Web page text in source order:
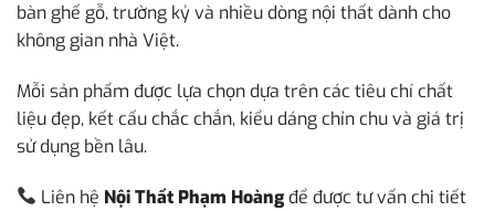
bàn ghế gỗ, trường kỷ và nhiều dòng nội thất dành cho
không gian nhà Việt.
Mỗi sản phẩm được lựa chọn dựa trên các tiêu chí chất
liệu đẹp, kết cấu chắc chắn, kiểu dáng chỉn chu và giá trị
sử dụng bền lâu.
Liên hệ Nội Thất Phạm Hoàng để được tư vấn chi tiết